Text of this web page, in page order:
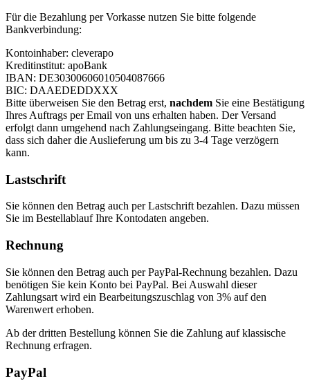
Für die Bezahlung per Vorkasse nutzen Sie bitte folgende
Bankverbindung:
Kontoinhaber: cleverapo
Kreditinstitut: apoBank
IBAN: DE30300606010504087666
BIC: DAAEDEDDXXX
Bitte überweisen Sie den Betrag erst, nachdem Sie eine Bestätigung
Ihres Auftrags per Email von uns erhalten haben. Der Versand
erfolgt dann umgehend nach Zahlungseingang. Bitte beachten Sie,
dass sich daher die Auslieferung um bis zu 3-4 Tage verzögern
kann.
Lastschrift
Sie können den Betrag auch per Lastschrift bezahlen. Dazu müssen
Sie im Bestellablauf Ihre Kontodaten angeben.
Rechnung
Sie können den Betrag auch per PayPal-Rechnung bezahlen. Dazu
benötigen Sie kein Konto bei PayPal. Bei Auswahl dieser
Zahlungsart wird ein Bearbeitungszuschlag von 3% auf den
Warenwert erhoben.
Ab der dritten Bestellung können Sie die Zahlung auf klassische
Rechnung erfragen.
PayPal